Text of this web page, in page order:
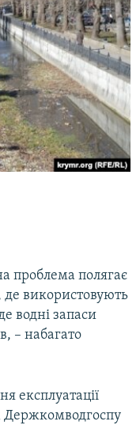
проблема полягає
де використовують
водні запаси
– набагато
експлуатації
Держкомводгоспу